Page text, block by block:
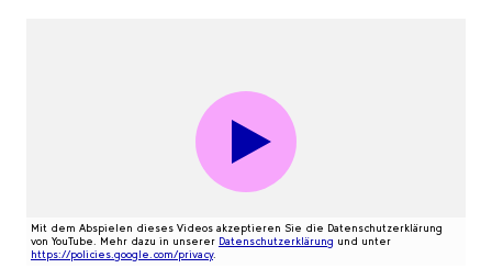
Mit dem Abspielen dieses Videos akzeptieren Sie die Datenschutzerklärung
von YouTube. Mehr dazu in unserer Datenschutzerklärung und unter
https://policies.google.com/privacy.